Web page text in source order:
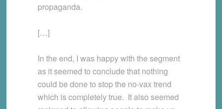
propaganda.
[…]
In the end, I was happy with the segment
as it seemed to conclude that nothing
could be done to stop the no-vax trend
which is completely true. It also seemed